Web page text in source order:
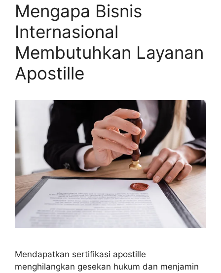
Mengapa Bisnis
Internasional
Membutuhkan Layanan
Apostille
Mendapatkan sertifikasi apostille
menghilangkan gesekan hukum dan menjamin